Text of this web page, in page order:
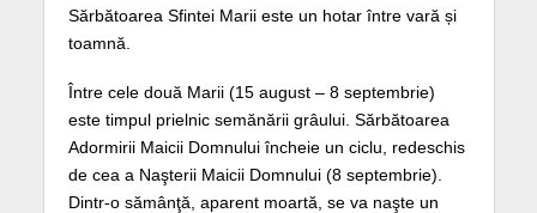
Sărbătoarea Sfintei Marii este un hotar între vară și
toamnă.
Între cele două Marii (15 august – 8 septembrie)
este timpul prielnic semănării grâului. Sărbătoarea
Adormirii Maicii Domnului încheie un ciclu, redeschis
de cea a Naşterii Maicii Domnului (8 septembrie).
Dintr-o sămânţă, aparent moartă, se va naşte un